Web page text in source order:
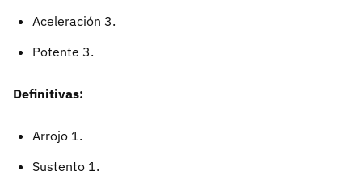
Aceleración 3.
Potente 3.
Definitivas:
Arrojo 1.
Sustento 1.